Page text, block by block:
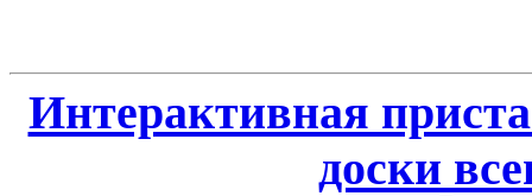
Интерактивная
доски